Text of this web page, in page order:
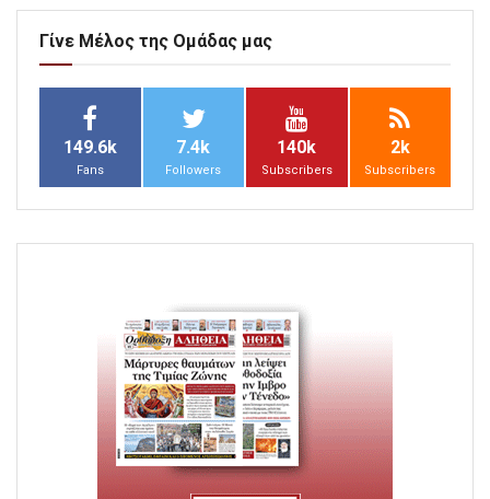
Γίνε Μέλος της Ομάδας μας
149.6k
Fans
7.4k
Followers
140k
Subscribers
2k
Subscribers